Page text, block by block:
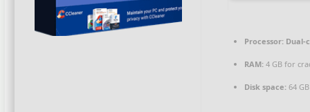
Processor: Dual-
RAM: 4 GB for
Disk space: 64